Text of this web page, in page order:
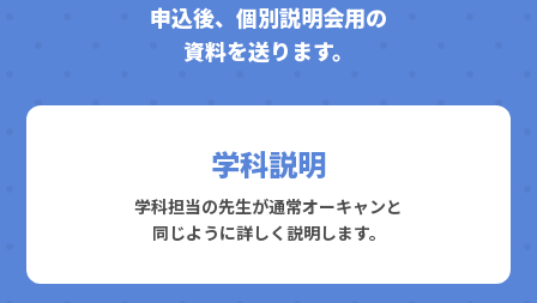
申込後、個別説明会用の
資料を送ります。
学科説明
学科担当の先生が通常オーキャンと
同じように詳しく説明します。